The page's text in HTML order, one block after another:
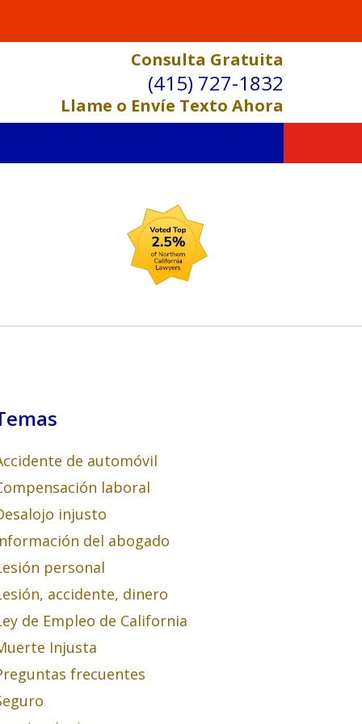
Consulta Gratuita
(415) 727-1832
Llame o Envíe Texto Ahora
de automóvil
laboral
injusto
del abogado
personal
accidente, dinero
de Empleo de California
Injusta
frecuentes